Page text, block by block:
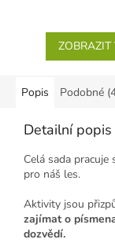
ZOBRAZIT
Popis Podobné
Detailní
Celá sada
pro náš les.
Aktivity jsou
zajímat o
dozvědí.